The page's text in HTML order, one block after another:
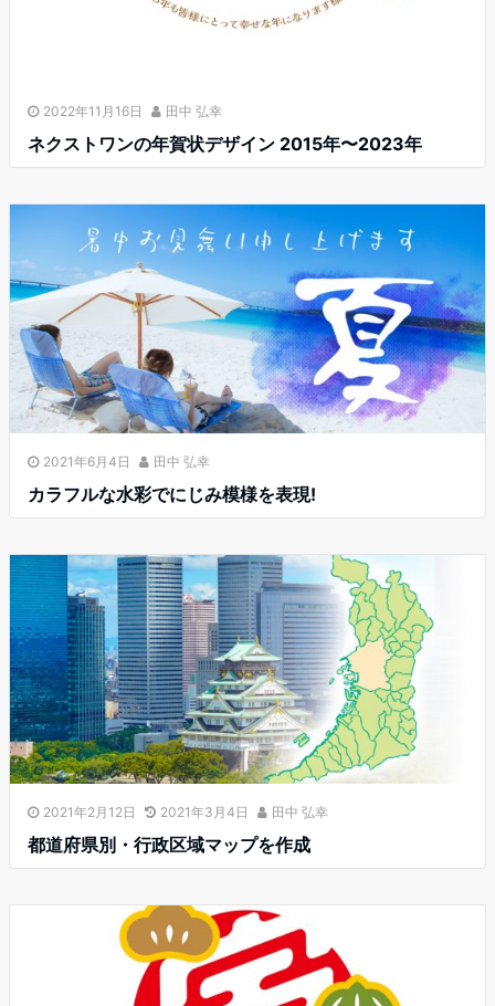
2022年11月16日 田中 弘幸
ネクストワンの年賀状デザイン 2015年〜2023年
2021年6月4日 田中 弘幸
カラフルな水彩でにじみ模様を表現!
2021年2月12日 2021年3月4日 田中 弘幸
都道府県別・行政区域マップを作成